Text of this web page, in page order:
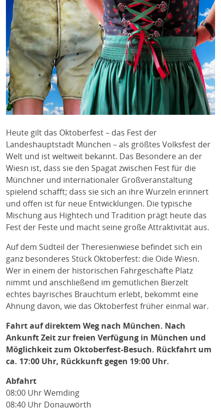
Heute gilt das Oktoberfest – das Fest der
Landeshauptstadt München – als größtes Volksfest der
Welt und ist weltweit bekannt. Das Besondere an der
Wiesn ist, dass sie den Spagat zwischen Fest für die
Münchner und internationaler Großveranstaltung
spielend schafft; dass sie sich an ihre Wurzeln erinnert
und offen ist für neue Entwicklungen. Die typische
Mischung aus Hightech und Tradition prägt heute das
Fest der Feste und macht seine große Attraktivität aus.
Auf dem Südteil der Theresienwiese befindet sich ein
ganz besonderes Stück Oktoberfest: die Oide Wiesn.
Wer in einem der historischen Fahrgeschäfte Platz
nimmt und anschließend im gemütlichen Bierzelt
echtes bayrisches Brauchtum erlebt, bekommt eine
Ahnung davon, wie das Oktoberfest früher einmal war.
Fahrt auf direktem Weg nach München. Nach
Ankunft Zeit zur freien Verfügung in München und
Möglichkeit zum Oktoberfest-Besuch. Rückfahrt um
ca. 17:00 Uhr, Rückkunft gegen 19:00 Uhr.
Abfahrt
08:00 Uhr Wemding
08:40 Uhr Donauwörth